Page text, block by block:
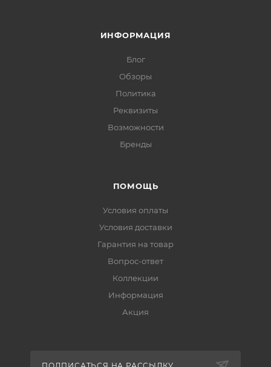
ИНФОРМАЦИЯ
Блог
Обзоры
Политика
Реквизиты
Возможности
Бренды
ПОМОЩЬ
Условия оплаты
Условия доставки
Гарантия на товар
Вопрос-ответ
Коллекции
Информация
Акция